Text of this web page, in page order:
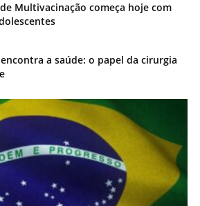
Multivacinação começa hoje com
a saúde: o papel da cirurgia